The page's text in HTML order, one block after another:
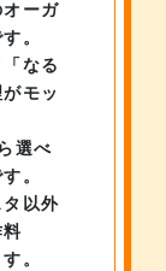
オーガ
。
なる
モッ
選べ
。
タ以外
料
。